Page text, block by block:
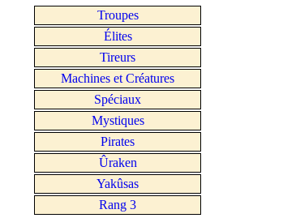
Troupes
Élites
Tireurs
Machines et Créatures
Spéciaux
Mystiques
Pirates
Ûraken
Yakûsas
Rang 3